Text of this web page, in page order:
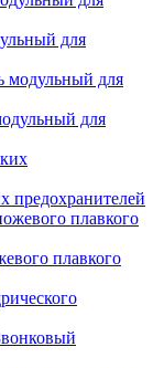
для
для
предохранителей
плавкого